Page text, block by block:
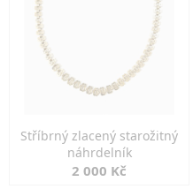
Stříbrný zlacený starožitný
náhrdelník
2 000 Kč